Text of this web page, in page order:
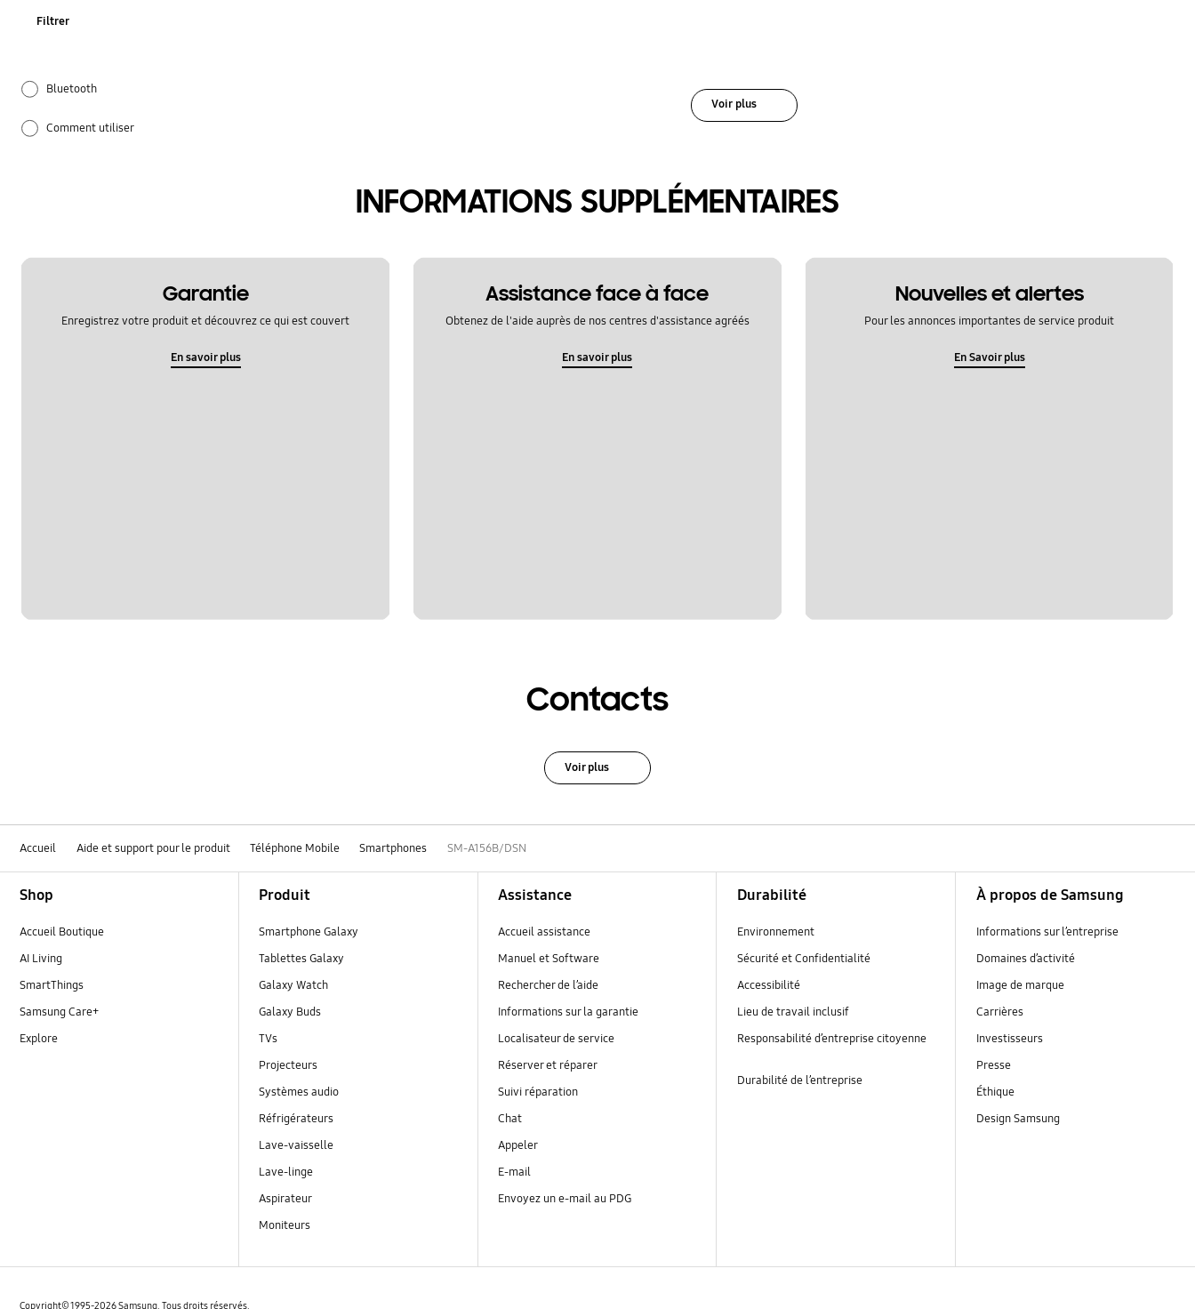
Filtrer
Bluetooth
Comment utiliser
Sauvegarde et restauration
application
Voir plus
INFORMATIONS SUPPLÉMENTAIRES
Garantie
Enregistrez votre produit et découvrez ce qui est couvert
En savoir plus
Assistance face à face
Obtenez de l'aide auprès de nos centres d'assistance agréés
En savoir plus
Nouvelles et alertes
Pour les annonces importantes de service produit
En Savoir plus
Contacts
Voir plus
Accueil Aide et support pour le produit Téléphone Mobile Smartphones SM-A156B/DSN
Shop
Accueil Boutique
AI Living
SmartThings
Samsung Care+
Explore
Produit
Smartphone Galaxy
Tablettes Galaxy
Galaxy Watch
Galaxy Buds
TVs
Projecteurs
Systèmes audio
Réfrigérateurs
Lave-vaisselle
Lave-linge
Aspirateur
Moniteurs
Assistance
Accueil assistance
Manuel et Software
Rechercher de l’aide
Informations sur la garantie
Localisateur de service
Réserver et réparer
Suivi réparation
Chat
Appeler
E-mail
Envoyez un e-mail au PDG
Durabilité
Environnement
Sécurité et Confidentialité
Accessibilité
Lieu de travail inclusif
Responsabilité d’entreprise citoyenne
Durabilité de l’entreprise
À propos de Samsung
Informations sur l’entreprise
Domaines d’activité
Image de marque
Carrières
Investisseurs
Presse
Éthique
Design Samsung
Copyright© 1995-2026 Samsung. Tous droits réservés.